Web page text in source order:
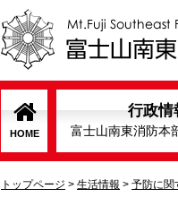
HOME
行政情
富士山南東消防本
トップページ > 生活情報 > 予防に関